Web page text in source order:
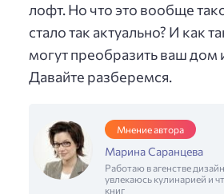
лофт. Но что это вообще
стало так актуально? И как
могут преобразить ваш дом
Давайте разберемся.
Мнение автора
Марина Саранцева
Работаю в агенстве
увлекаюсь кулинарией и
книг